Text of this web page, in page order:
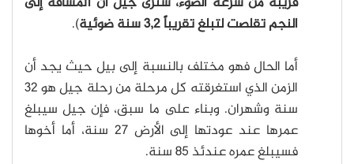
النجم تقلصت لتبلغ تقريباً 3,2 سنة ضوئية
).
أما الحال فهو مختلف بالنسبة إلى بيل حيث يجد أن
الزمن الذي استغرقته كل مرحلة من رحلة جيل هو 32
سنة وشهران. وبناء على ما سبق، فإن جيل سيبلغ
عمرها عند عودتها إلى الأرض 27 سنة، أما أخوها
فسيبلغ عمره عندئذ 85 سنة.